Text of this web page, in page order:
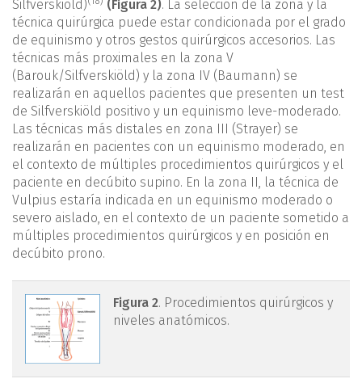
Silfverskiöld)
(Figura 2). La selección de la zona y la
técnica quirúrgica puede estar condicionada por el grado
de equinismo y otros gestos quirúrgicos accesorios. Las
técnicas más proximales en la zona V
(Barouk/Silfverskiöld) y la zona IV (Baumann) se
realizarán en aquellos pacientes que presenten un test
de Silfverskiöld positivo y un equinismo leve-moderado.
Las técnicas más distales en zona III (Strayer) se
realizarán en pacientes con un equinismo moderado, en
el contexto de múltiples procedimientos quirúrgicos y el
paciente en decúbito supino. En la zona II, la técnica de
Vulpius estaría indicada en un equinismo moderado o
severo aislado, en el contexto de un paciente sometido a
múltiples procedimientos quirúrgicos y en posición en
decúbito prono.
mact.1601.fs2403005-
figura2.png
Figura 2. Procedimientos quirúrgicos y
niveles anatómicos.